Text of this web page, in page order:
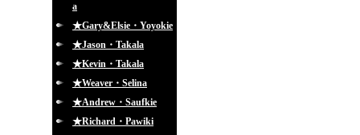
a
★Gary&Elsie・Yoyokie
★Jason・Takala
★Kevin・Takala
★Weaver・Selina
★Andrew・Saufkie
★Richard・Pawiki